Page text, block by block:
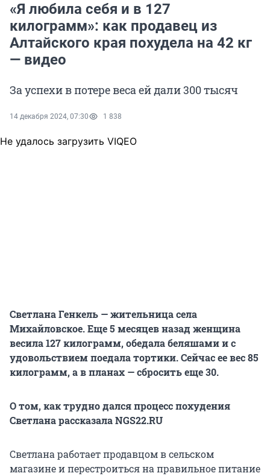
«Я любила себя и в 127
килограмм»: как продавец из
Алтайского края похудела на 42 кг
— видео
За успехи в потере веса ей дали 300 тысяч
14 декабря 2024, 07:30 1 838
Не удалось загрузить VIQEO
Светлана Генкель — жительница села
Михайловское. Еще 5 месяцев назад женщина
весила 127 килограмм, обедала беляшами и с
удовольствием поедала тортики. Сейчас ее вес 85
килограмм, а в планах — сбросить еще 30.
О том, как трудно дался процесс похудения
Светлана рассказала NGS22.RU
Светлана работает продавцом в сельском
магазине и перестроиться на правильное питание